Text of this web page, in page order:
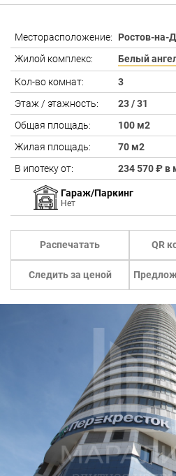
Месторасположение:
Ростов-на-
Жилой комплекс:
Белый
Кол-во комнат:
3
Этаж / этажность:
23 / 31
Общая площадь:
100 м2
Жилая площадь:
70 м2
В ипотеку от:
234 570 ₽ в
Гараж/Паркинг
Нет
Распечатать QR
Следить за ценой